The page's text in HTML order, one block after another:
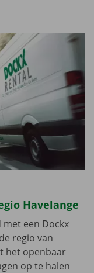
Havelange
een Dockx
regio van
het openbaar
op te halen